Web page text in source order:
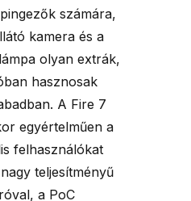
számára,
kamera és a
olyan extrák,
hasznosak
A Fire 7
egyértelműen a
felhasználókat
teljesítményű
a PoC